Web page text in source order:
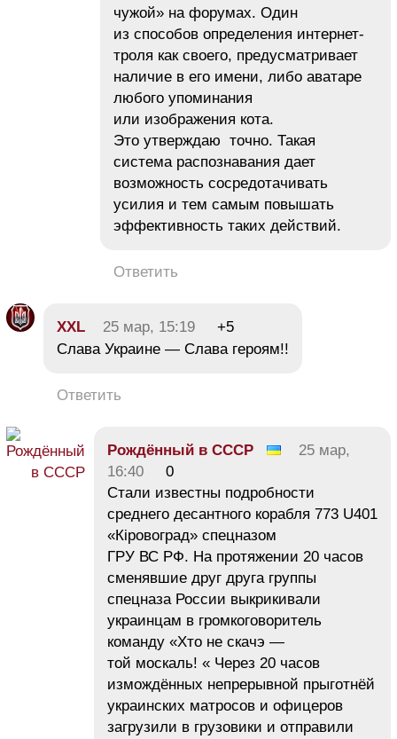
чужой» на форумах. Один
из способов определения интернет-
троля как своего, предусматривает
наличие в его имени, либо аватаре
любого упоминания
или изображения кота.
Это утверждаю точно. Такая
система распознавания дает
возможность сосредотачивать
усилия и тем самым повышать
эффективность таких действий.
Ответить
XXL 25 мар, 15:19
+5
Слава Украине — Слава героям!!
Ответить
Рождённый в СССР
25 мар,
16:40
0
Стали известны подробности
среднего десантного корабля 773 U401
«Кiровоград» спецназом
ГРУ ВС РФ. На протяжении 20 часов
сменявшие друг друга группы
спецназа России выкрикивали
украинцам в громкоговоритель
команду «Хто не скачэ —
той москаль! « Через 20 часов
измождённых непрерывной прыготнёй
украинских матросов и офицеров
загрузили в грузовики и отправили